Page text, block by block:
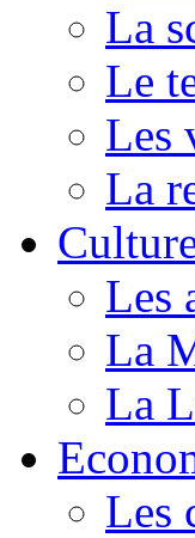
La
Le
Les
La
Les
La
La
Les